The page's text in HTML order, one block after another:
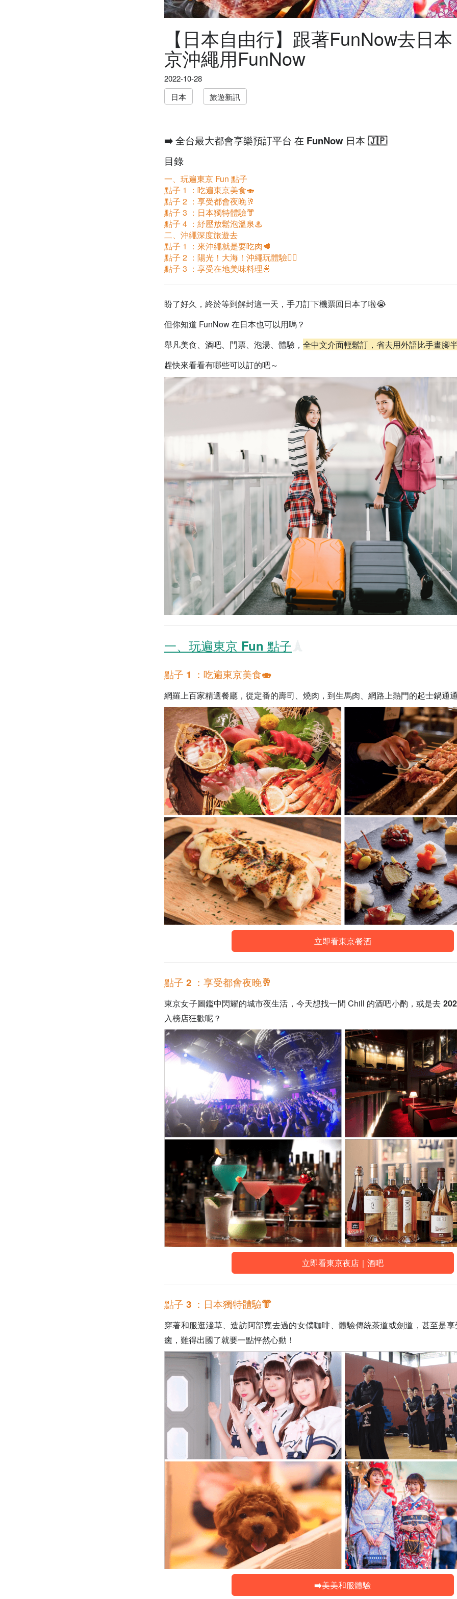
【日本自由行】跟著FunNow去日
京沖繩用FunNow
2022-10-28
日本
旅遊新訊
➡️ 全台最大都會享樂預訂平台 在 FunNow 日本 🇯🇵
目錄
一、玩遍東京 Fun 點子
點子 1 ：吃遍東京美食🍣
點子 2 ：享受都會夜晚🥂
點子 3 ：日本獨特體驗👘
點子 4 ：紓壓放鬆泡溫泉♨️
二、沖繩深度旅遊去
點子 1 ：來沖繩就是要吃肉🥩
點子 2 ：陽光！大海！沖繩玩體驗🏄‍♀️
點子 3 ：享受在地美味料理🍜
盼了好久，終於等到解封這一天，手刀訂下機票回日本了啦😭
但你知道 FunNow 在日本也可以用嗎？
舉凡美食、酒吧、門票、泡湯、體驗， 全中文介面輕鬆訂，省去用外語比手畫腳
趕快來看看有哪些可以訂的吧～
一、玩遍東京 Fun 點子
點子 1 ：吃遍東京美食🍣
網羅上百家精選餐廳，從定番的壽司、燒肉，到生馬肉、網路上熱門的起士鍋通
立即看東京餐酒
點子 2 ：享受都會夜晚🥂
東京女子圖鑑中閃耀的城市夜生活，今天想找一間 Chill 的酒吧小酌，或是去
入榜店狂歡呢？
立即看東京夜店｜酒吧
點子 3 ：日本獨特體驗👘
穿著和服逛淺草、造訪阿部寬去過的女僕咖啡、體驗傳統茶道或劍道，甚至是
癒，難得出國了就要一點怦然心動！
➡️美美和服體驗